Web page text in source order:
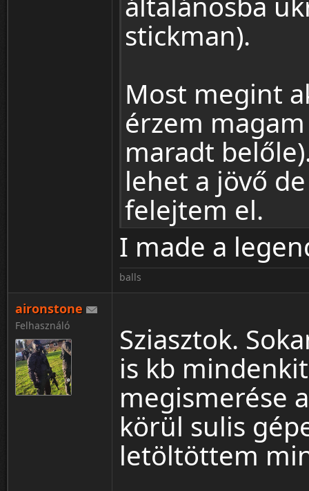
stickman).
Most megint
érzem
maradt
lehet a jövő
felejtem el.
I made a
balls
aironstone
Felhasználó
Sziasztok.
is kb
megismerése
körül sulis
letöltöttem